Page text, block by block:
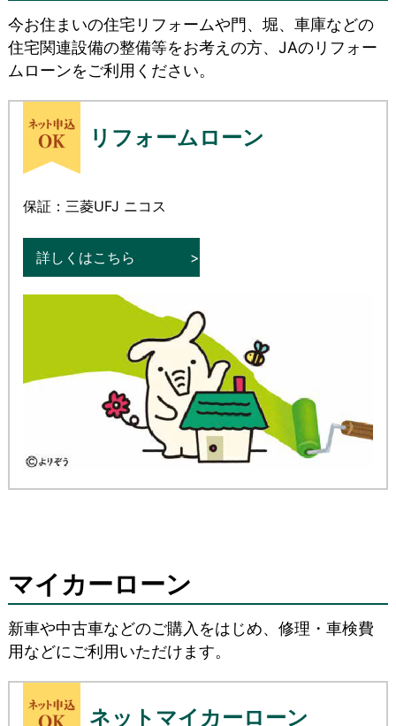
今お住まいの住宅リフォームや門、堀、車庫などの
住宅関連設備の整備等をお考えの方、JAのリフォー
ムローンをご利用ください。
リフォームローン
保証：三菱UFJ ニコス
詳しくはこちら
マイカーローン
新車や中古車などのご購入をはじめ、修理・車検費
用などにご利用いただけます。
ネットマイカーローン